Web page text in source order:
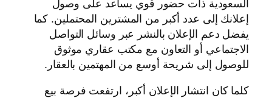
السعودية ذات حضور قوي يساعد على وصول
إعلانك إلى عدد أكبر من المشترين المحتملين. كما
يفضل دعم الإعلان بالنشر عبر وسائل التواصل
الاجتماعي أو التعاون مع مكتب عقاري موثوق
للوصول إلى شريحة أوسع من المهتمين بالعقار.
كلما كان انتشار الإعلان أكبر، ارتفعت فرصة بيع